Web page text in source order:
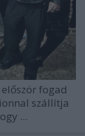
fogad
szállítja
...